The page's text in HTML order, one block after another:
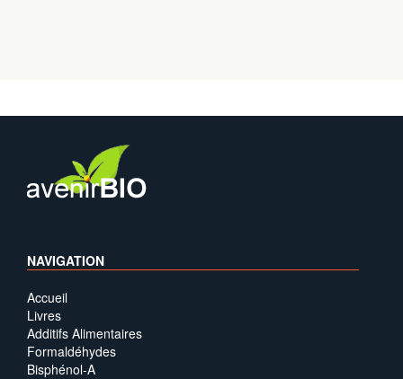
NAVIGATION
Accueil
Livres
Additifs Alimentaires
Formaldéhydes
Bisphénol-A